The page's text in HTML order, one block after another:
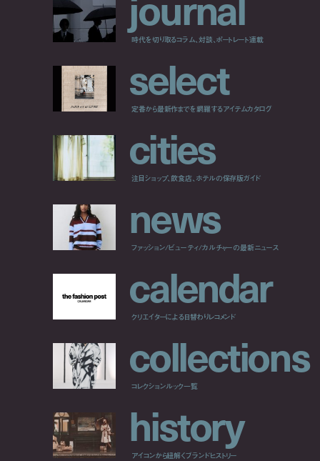
時代を切り取るコラム、対談、ポートレート連載
select
定番から最新作までを網羅するアイテムカタログ
cities
注目ショップ、飲食店、ホテルの保存版ガイド
news
ファッション/ビューティ/カルチャーの最新ニュース
calendar
クリエイターによる日替わりレコメンド
collections
コレクションルック一覧
history
アイコンから紐解くブランドヒストリー